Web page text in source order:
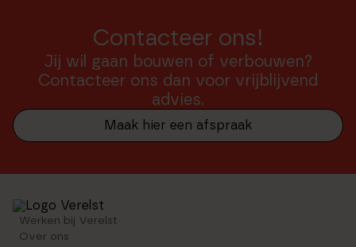
Contacteer ons!
Jij wil gaan bouwen of verbouwen?
Contacteer ons dan voor vrijblijvend
advies.
Maak hier een afspraak
Werken bij Verelst
Over ons